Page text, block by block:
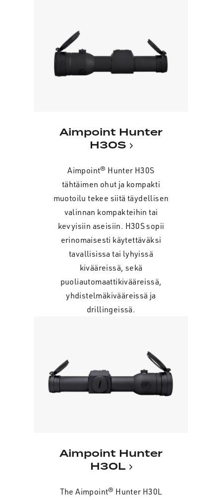
Aimpoint Hunter
H30S
Aimpoint® Hunter H30S
tähtäimen ohut ja kompakti
muotoilu tekee siitä täydellisen
valinnan kompakteihin tai
kevyisiin aseisiin. H30S sopii
erinomaisesti käytettäväksi
tavallisissa tai lyhyissä
kivääreissä, sekä
puoliautomaattikivääreissä,
yhdistelmäkivääreissä ja
drillingeissä.
Aimpoint Hunter
H30L
The Aimpoint® Hunter H30L